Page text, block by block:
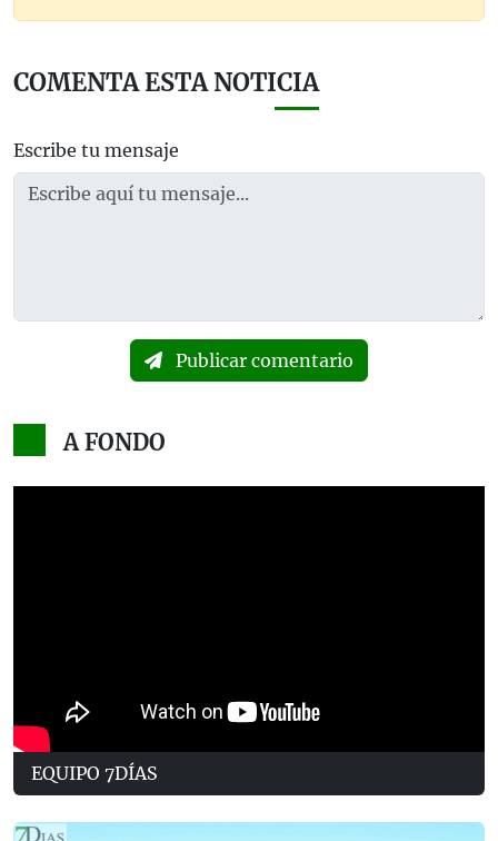
COMENTA ESTA NOTICIA
Escribe tu mensaje
Publicar comentario
A FONDO
EQUIPO 7DÍAS